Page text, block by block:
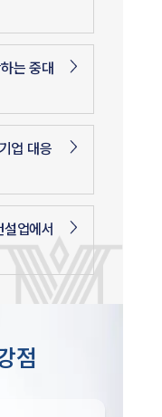
는 중대
업 대응
업에서
점